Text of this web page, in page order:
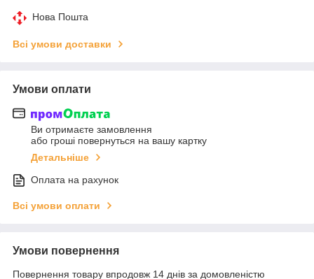
Нова Пошта
Всі умови доставки
Умови оплати
Ви отримаєте замовлення
або гроші повернуться на вашу картку
Детальніше
Оплата на рахунок
Всі умови оплати
Умови повернення
Повернення товару впродовж 14 днів за домовленістю